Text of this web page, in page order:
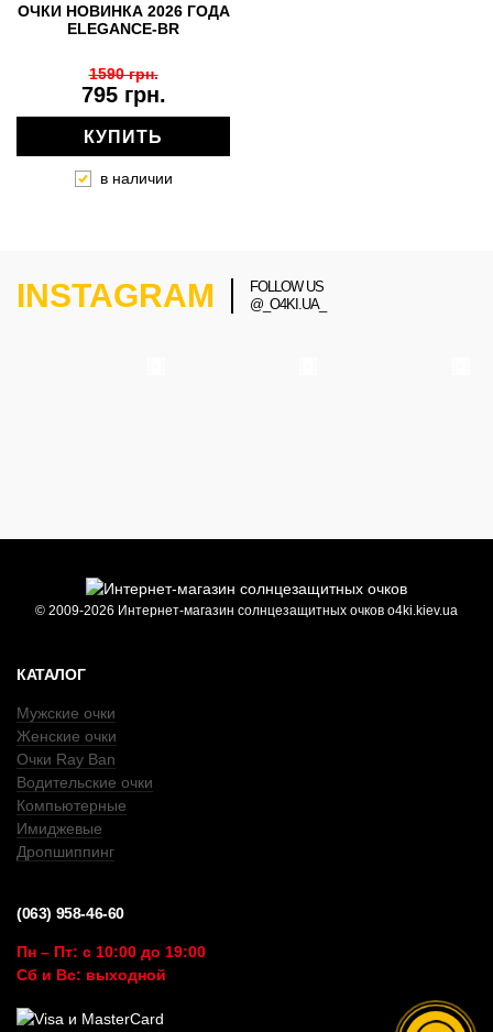
ОЧКИ НОВИНКА 2026 ГОДА
ELEGANCE-BR
795 грн.
1590 грн.
КУПИТЬ
в наличии
INSTAGRAM
FOLLOW US
@_O4KI.UA_
© 2009-2026 Интернет-магазин солнцезащитных очков o4ki.kiev.ua
КАТАЛОГ
Мужские очки
Женские очки
Очки Ray Ban
Водительские очки
Компьютерные
Имиджевые
Дропшиппинг
(063) 958-46-60
Пн – Пт: с 10:00 до 19:00
Сб и Вс: выходной